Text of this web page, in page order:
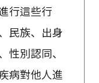
行這些行
民族、出身
別認同、
病對他人進